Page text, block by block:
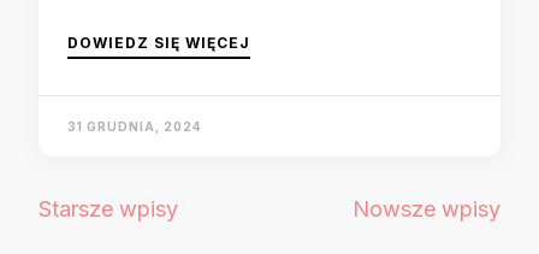
DOWIEDZ SIĘ WIĘCEJ
31 GRUDNIA, 2024
Nawigacja
Starsze wpisy Nowsze wpisy